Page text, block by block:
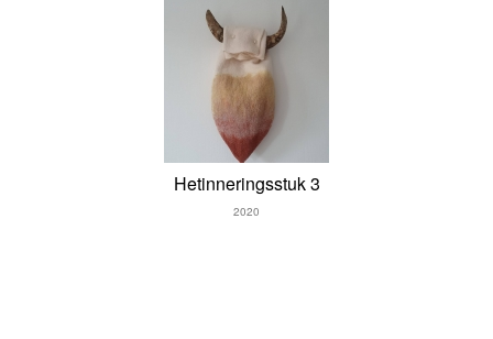
Hetinneringsstuk 3
2020